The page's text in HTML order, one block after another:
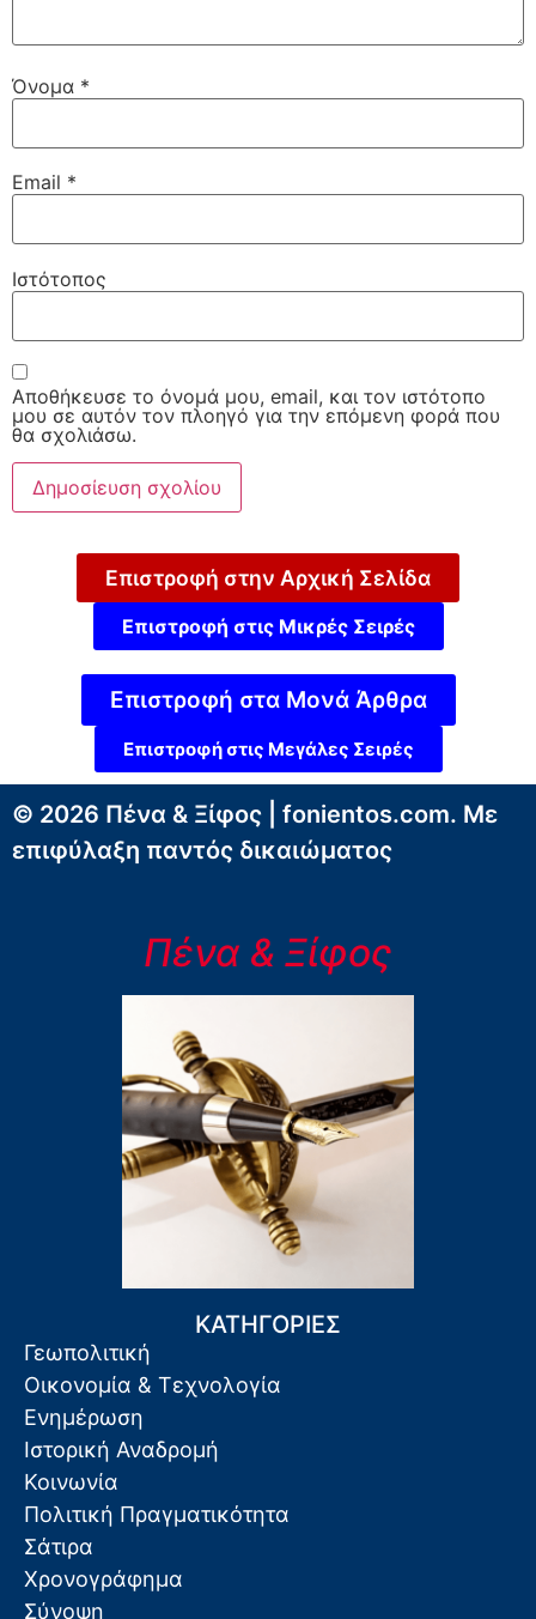
Όνομα *
Email *
Ιστότοπος
Αποθήκευσε το όνομά μου, email, και τον ιστότοπο
μου σε αυτόν τον πλοηγό για την επόμενη φορά που
θα σχολιάσω.
Επιστροφή στην Αρχική Σελίδα
Επιστροφή στις Μικρές Σειρές
Επιστροφή στα Μονά Άρθρα
Επιστροφή στις Μεγάλες Σειρές
© 2026 Πένα & Ξίφος | fonientos.com. Με
επιφύλαξη παντός δικαιώματος
Πένα & Ξίφος
ΚΑΤΗΓΟΡΙΕΣ
Γεωπολιτική
Οικονομία & Τεχνολογία
Ενημέρωση
Ιστορική Αναδρομή
Κοινωνία
Πολιτική Πραγματικότητα
Σάτιρα
Χρονογράφημα
Σύνοψη